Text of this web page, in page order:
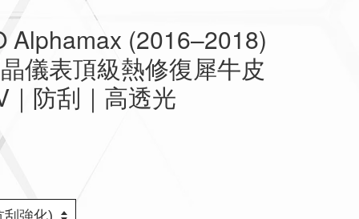
Alphamax (2016–2018)
儀表頂級熱修復犀牛皮
防刮｜高透光